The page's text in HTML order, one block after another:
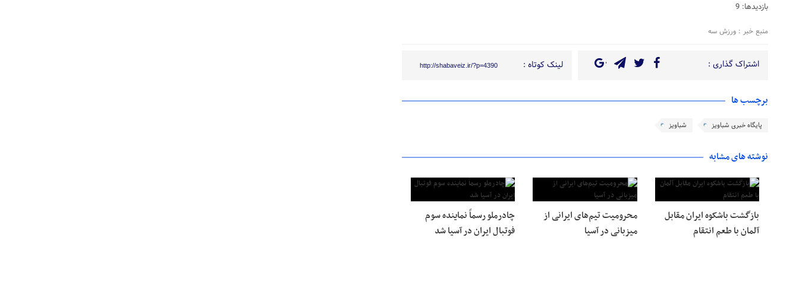
بازدیدها: 9
منبع خبر : ورزش سه
اشتراک گذاری : لینک کوتاه : http://shabaveiz.ir/?p=4390
برچسب ها
پایگاه خبری شباویز شباویز
نوشته های مشابه
بازگشت باشکوه ایران مقابل
آلمان با طعم انتقام
محرومیت تیم‌های ایرانی از
میزبانی در آسیا
چادرملو رسماً نماینده سوم
فوتبال ایران در آسیا شد